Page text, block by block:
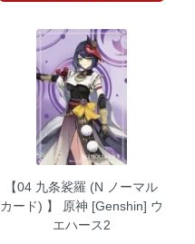
【04 九条裟羅 (N ノーマル
カード) 】 原神 [Genshin] ウ
エハース2